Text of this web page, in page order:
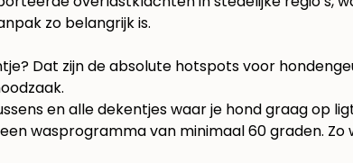
zo belangrijk is.
Dat zijn de absolute hotspots voor
en alle dekentjes waar je hond graag op
wasprogramma van minimaal 60 graden.